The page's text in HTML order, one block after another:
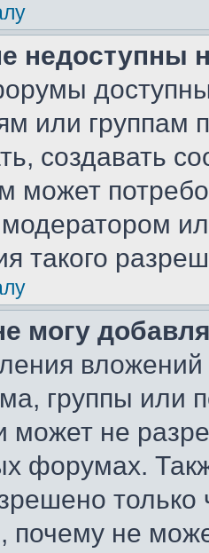
недоступны
или группам
создавать
может
такого
могу
группы или
может не
форумах.
почему не